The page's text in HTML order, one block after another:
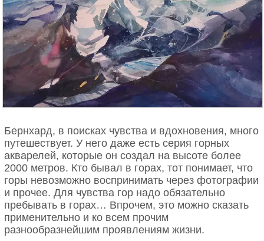
Бернхард, в поисках чувства и вдохновения, много
путешествует. У него даже есть серия горных
акварелей, которые он создал на высоте более
2000 метров. Кто бывал в горах, тот понимает, что
горы невозможно воспринимать через фотографии
и прочее. Для чувства гор надо обязательно
пребывать в горах… Впрочем, это можно сказать
применительно и ко всем прочим
разнообразнейшим проявлениям жизни.